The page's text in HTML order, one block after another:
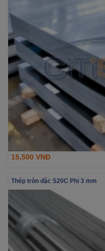
15,500 VNĐ
Thép tròn đặc S20C Phi 3 mm